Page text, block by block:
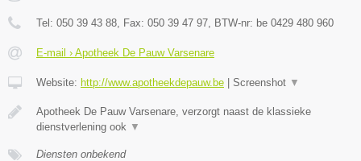
Tel: 050 39 43 88 , Fax: 050 39 47 97 , BTW-nr: be 0429 480 960
E-mail › Apotheek De Pauw Varsenare
Website: http://www.apotheekdepauw.be Screenshot ▼
Apotheek De Pauw Varsenare, verzorgt naast de klassieke
dienstverlening ook ▼
Diensten onbekend